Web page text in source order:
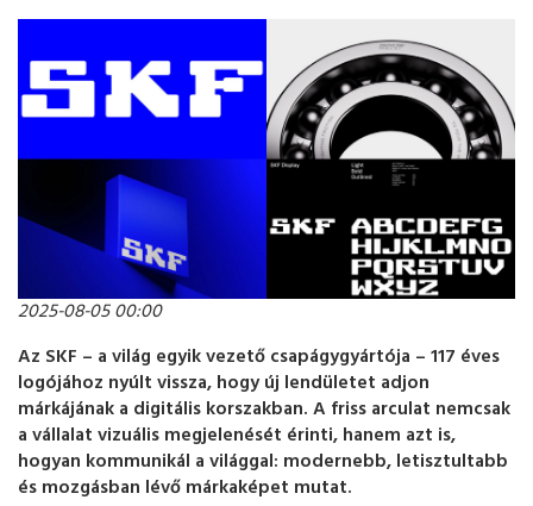
2025-08-05 00:00
Az SKF – a világ egyik vezető csapágygyártója – 117 éves
logójához nyúlt vissza, hogy új lendületet adjon
márkájának a digitális korszakban. A friss arculat nemcsak
a vállalat vizuális megjelenését érinti, hanem azt is,
hogyan kommunikál a világgal: modernebb, letisztultabb
és mozgásban lévő márkaképet mutat.